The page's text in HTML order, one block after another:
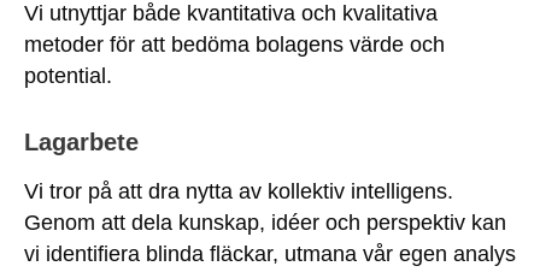
Vi utnyttjar både kvantitativa och kvalitativa
metoder för att bedöma bolagens värde och
potential.
Lagarbete
Vi tror på att dra nytta av kollektiv intelligens.
Genom att dela kunskap, idéer och perspektiv kan
vi identifiera blinda fläckar, utmana vår egen analys